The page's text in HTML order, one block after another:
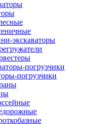
экскаваторы
погрузчики